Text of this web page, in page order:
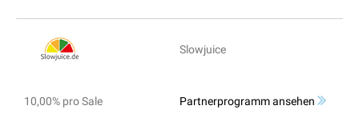
Slowjuice
10,00% pro Sale Partnerprogramm ansehen